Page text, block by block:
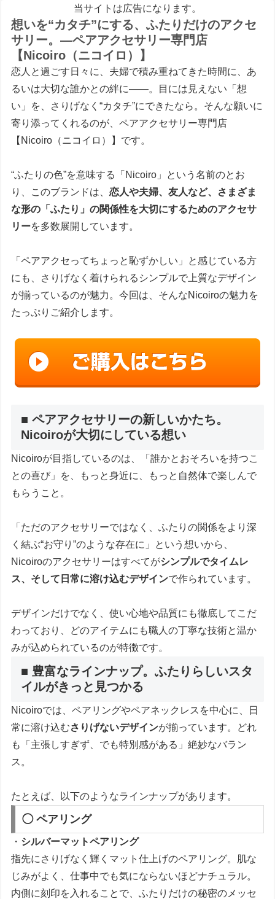
当サイトは広告になります。
想いを“カタチ”にする、ふたりだけのアクセ
サリー。―ペアアクセサリー専門店
【Nicoiro（ニコイロ）】
恋人と過ごす日々に、夫婦で積み重ねてきた時間に、あ
るいは大切な誰かとの絆に――。目には見えない「想
い」を、さりげなく“カタチ”にできたなら。そんな願いに
寄り添ってくれるのが、ペアアクセサリー専門店
【Nicoiro（ニコイロ）】です。
“ふたりの色”を意味する「Nicoiro」という名前のとお
り、このブランドは、恋人や夫婦、友人など、さまざま
な形の「ふたり」の関係性を大切にするためのアクセサ
リーを多数展開しています。
「ペアアクセってちょっと恥ずかしい」と感じている方
にも、さりげなく着けられるシンプルで上質なデザイン
が揃っているのが魅力。今回は、そんなNicoiroの魅力を
たっぷりご紹介します。
■ ペアアクセサリーの新しいかたち。
Nicoiroが大切にしている想い
Nicoiroが目指しているのは、「誰かとおそろいを持つこ
との喜び」を、もっと身近に、もっと自然体で楽しんで
もらうこと。
「ただのアクセサリーではなく、ふたりの関係をより深
く結ぶ“お守り”のような存在に」という想いから、
Nicoiroのアクセサリーはすべてがシンプルでタイムレ
ス、そして日常に溶け込むデザインで作られています。
デザインだけでなく、使い心地や品質にも徹底してこだ
わっており、どのアイテムにも職人の丁寧な技術と温か
みが込められているのが特徴です。
■ 豊富なラインナップ。ふたりらしいスタ
イルがきっと見つかる
Nicoiroでは、ペアリングやペアネックレスを中心に、日
常に溶け込むさりげないデザインが揃っています。どれ
も「主張しすぎず、でも特別感がある」絶妙なバラン
ス。
たとえば、以下のようなラインナップがあります。
◯ ペアリング
・ シルバーマットペアリング
指先にさりげなく輝くマット仕上げのペアリング。肌な
じみがよく、仕事中でも気にならないほどナチュラル。
内側に刻印を入れることで、ふたりだけの秘密のメッセ